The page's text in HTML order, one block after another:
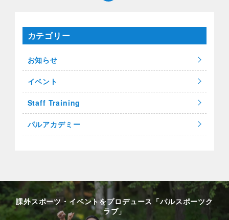
カテゴリー
お知らせ
イベント
Staff Training
パルアカデミー
課外スポーツ・イベントをプロデュース「パルスポーツク
ラブ」